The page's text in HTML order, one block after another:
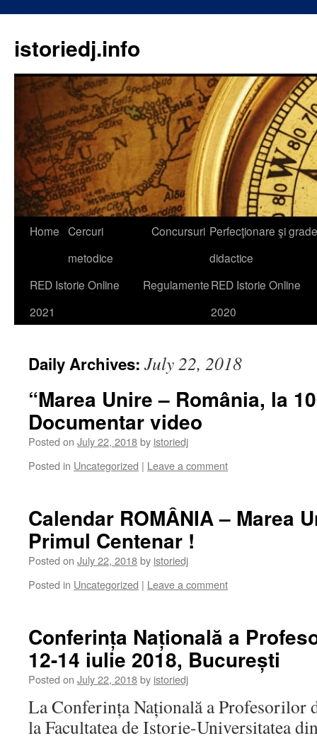
istoriedj.info
Skip
content
Home Cercuri
metodice
Concursuri Perfecţionare şi grade
didactice
RED Istorie Online
2021
RegulamenteRED Istorie Online
2020
Daily Archives: July 22, 2018
“Marea Unire – România, la
Documentar video
Posted on July 22, 2018by istoriedj
Posted in Uncategorized | Leave a comment
Calendar ROMÂNIA – Marea
Primul Centenar !
Posted on July 22, 2018by istoriedj
Posted in Uncategorized | Leave a comment
Conferința Națională a
12-14 iulie 2018, București
Posted on July 22, 2018by istoriedj
La Conferința Națională a Profesorilor
la Facultatea de Istorie-Universitatea